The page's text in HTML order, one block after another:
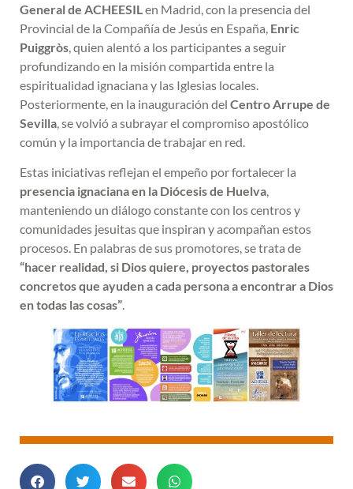
General de ACHEESILen Madrid, con la presencia del
Provincial de la Compañía de Jesús en España, Enric
Puiggròs, quien alentó a los participantes a seguir
profundizando en la misión compartida entre la
espiritualidad ignaciana y las Iglesias locales.
Posteriormente, en la inauguración del Centro Arrupe de
Sevilla, se volvió a subrayar el compromiso apostólico
común y la importancia de trabajar en red.
Estas iniciativas reflejan el empeño por fortalecer la
presencia ignaciana en la Diócesis de Huelva,
manteniendo un diálogo constante con los centros y
comunidades jesuitas que inspiran y acompañan estos
procesos. En palabras de sus promotores, se trata de
“hacer realidad, si Dios quiere, proyectos pastorales
concretos que ayuden a cada persona a encontrar a Dios
en todas las cosas”.